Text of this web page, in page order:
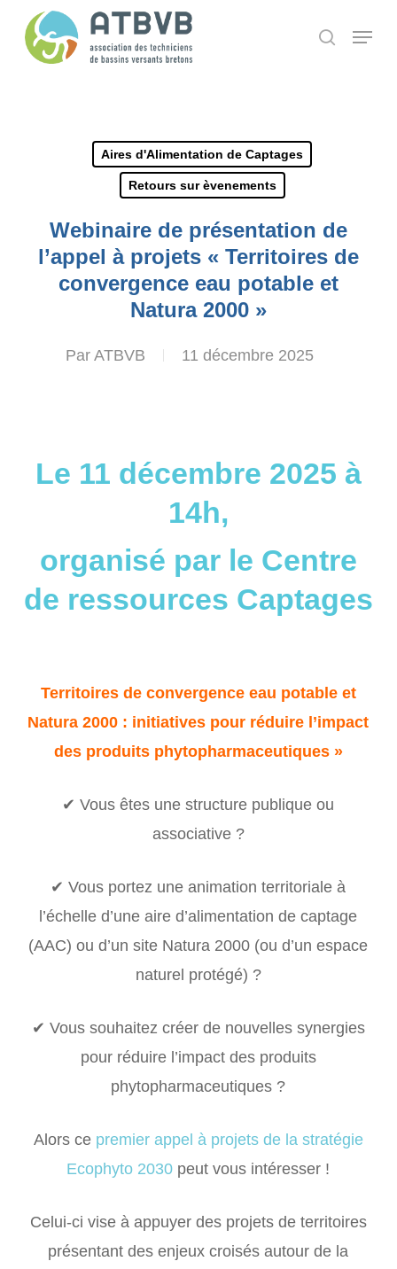
search
Menu
Aires d'Alimentation de Captages
Retours sur èvenements
Webinaire de présentation de
l’appel à projets « Territoires de
convergence eau potable et
Natura 2000 »
Par ATBVB 11 décembre 2025
Le 11 décembre 2025 à
14h,
organisé par le Centre
de ressources Captages
Territoires de convergence eau potable et
Natura 2000 : initiatives pour réduire l’impact
des produits phytopharmaceutiques »
✔ Vous êtes une structure publique ou
associative ?
✔ Vous portez une animation territoriale à
l’échelle d’une aire d’alimentation de captage
(AAC) ou d’un site Natura 2000 (ou d’un espace
naturel protégé) ?
✔ Vous souhaitez créer de nouvelles synergies
pour réduire l’impact des produits
phytopharmaceutiques ?
Alors ce premier appel à projets de la stratégie
Ecophyto 2030 peut vous intéresser !
Celui-ci vise à appuyer des projets de territoires
présentant des enjeux croisés autour de la
Panneau de gestion des cookies